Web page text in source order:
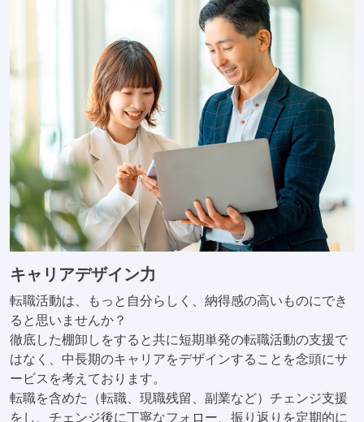
キャリアデザイン力
転職活動は、もっと自分らしく、納得感の高いものにでき
ると思いませんか？
徹底した棚卸しをすると共に短期単発の転職活動の支援で
はなく、中長期のキャリアをデザインすることを念頭にサ
ービスを考えております。
転職を含めた（転職、現職残留、副業など）チェンジ支援
をし、チェンジ後に丁寧なフォロー、振り返りを定期的に